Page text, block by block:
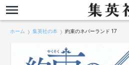
ホーム 集英社の本 約束のネバーランド 17